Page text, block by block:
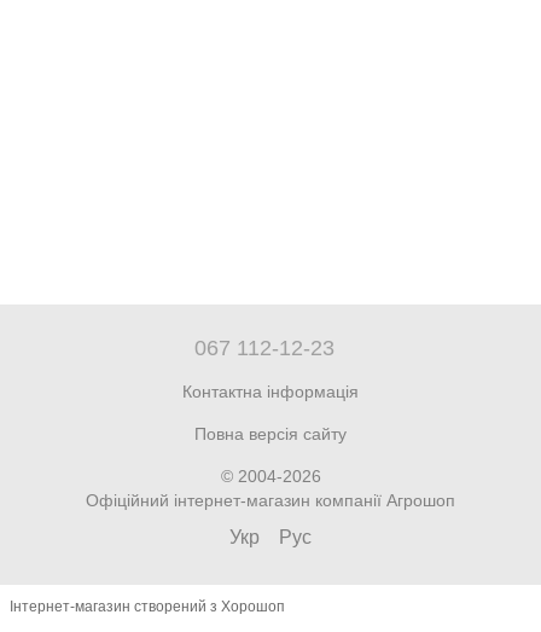
067 112-12-23
Контактна інформація
Повна версія сайту
© 2004-2026
Офіційний інтернет-магазин компанії Агрошоп
Укр Рус
Інтернет-магазин створений з Хорошоп